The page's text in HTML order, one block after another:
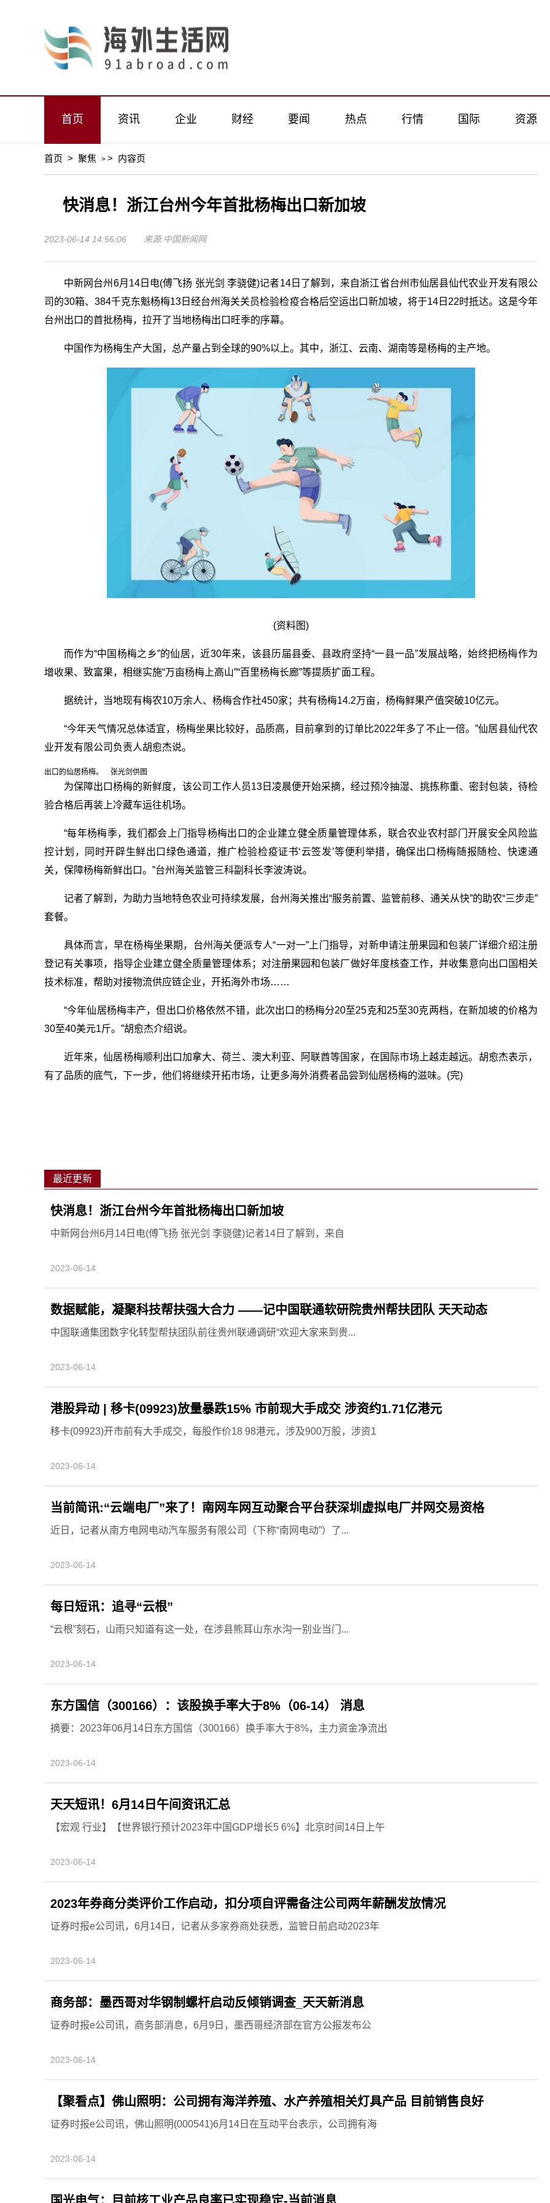
首页 资讯 企业 财经 要闻 热点 行情 国际 资源
首页 > 聚焦 > > 内容页
快消息！浙江台州今年首批杨梅出口新加坡
2023-06-14 14:56:06 来源:中国新闻网
中新网台州6月14日电(傅飞扬 张光剑 李骁健)记者14日了解到，来自浙江省台州市仙居县仙代农业开发有限公
司的30箱、384千克东魁杨梅13日经台州海关关员检验检疫合格后空运出口新加坡，将于14日22时抵达。这是今年
台州出口的首批杨梅，拉开了当地杨梅出口旺季的序幕。
中国作为杨梅生产大国，总产量占到全球的90%以上。其中，浙江、云南、湖南等是杨梅的主产地。
(资料图)
而作为“中国杨梅之乡”的仙居，近30年来，该县历届县委、县政府坚持“一县一品”发展战略，始终把杨梅作为
增收果、致富果，相继实施“万亩杨梅上高山”“百里杨梅长廊”等提质扩面工程。
据统计，当地现有梅农10万余人、杨梅合作社450家；共有杨梅14.2万亩，杨梅鲜果产值突破10亿元。
“今年天气情况总体适宜，杨梅坐果比较好，品质高，目前拿到的订单比2022年多了不止一倍。”仙居县仙代农
业开发有限公司负责人胡愈杰说。
出口的仙居杨梅。 张光剑供图
为保障出口杨梅的新鲜度，该公司工作人员13日凌晨便开始采摘，经过预冷抽湿、挑拣称重、密封包装，待检
验合格后再装上冷藏车运往机场。
“每年杨梅季，我们都会上门指导杨梅出口的企业建立健全质量管理体系，联合农业农村部门开展安全风险监
控计划，同时开辟生鲜出口绿色通道，推广检验检疫证书‘云签发’等便利举措，确保出口杨梅随报随检、快速通
关，保障杨梅新鲜出口。”台州海关监管三科副科长李波涛说。
记者了解到，为助力当地特色农业可持续发展，台州海关推出“服务前置、监管前移、通关从快”的助农“三步走”
套餐。
具体而言，早在杨梅坐果期，台州海关便派专人“一对一”上门指导，对新申请注册果园和包装厂详细介绍注册
登记有关事项，指导企业建立健全质量管理体系；对注册果园和包装厂做好年度核查工作，并收集意向出口国相关
技术标准，帮助对接物流供应链企业，开拓海外市场……
“今年仙居杨梅丰产，但出口价格依然不错，此次出口的杨梅分20至25克和25至30克两档，在新加坡的价格为
30至40美元1斤。”胡愈杰介绍说。
近年来，仙居杨梅顺利出口加拿大、荷兰、澳大利亚、阿联酋等国家，在国际市场上越走越远。胡愈杰表示，
有了品质的底气，下一步，他们将继续开拓市场，让更多海外消费者品尝到仙居杨梅的滋味。(完)
最近更新
快消息！浙江台州今年首批杨梅出口新加坡
中新网台州6月14日电(傅飞扬 张光剑 李骁健)记者14日了解到，来自
2023-06-14
数据赋能，凝聚科技帮扶强大合力 ——记中国联通软研院贵州帮扶团队 天天动态
中国联通集团数字化转型帮扶团队前往贵州联通调研“欢迎大家来到贵...
2023-06-14
港股异动 | 移卡(09923)放量暴跌15% 市前现大手成交 涉资约1.71亿港元
移卡(09923)开市前有大手成交，每股作价18 98港元，涉及900万股，涉资1
2023-06-14
当前简讯:“云端电厂”来了！南网车网互动聚合平台获深圳虚拟电厂并网交易资格
近日，记者从南方电网电动汽车服务有限公司（下称“南网电动”）了...
2023-06-14
每日短讯：追寻“云根”
“云根”刻石，山雨只知道有这一处，在涉县熊耳山东水沟一别业当门...
2023-06-14
东方国信（300166）：该股换手率大于8%（06-14） 消息
摘要：2023年06月14日东方国信（300166）换手率大于8%，主力资金净流出
2023-06-14
天天短讯！6月14日午间资讯汇总
【宏观 行业】【世界银行预计2023年中国GDP增长5 6%】北京时间14日上午
2023-06-14
2023年券商分类评价工作启动，扣分项自评需备注公司两年薪酬发放情况
证券时报e公司讯，6月14日，记者从多家券商处获悉，监管日前启动2023年
2023-06-14
商务部：墨西哥对华钢制螺杆启动反倾销调查_天天新消息
证券时报e公司讯，商务部消息，6月9日，墨西哥经济部在官方公报发布公
2023-06-14
【聚看点】佛山照明：公司拥有海洋养殖、水产养殖相关灯具产品 目前销售良好
证券时报e公司讯，佛山照明(000541)6月14日在互动平台表示，公司拥有海
2023-06-14
国光电气：目前核工业产品良率已实现稳定-当前消息